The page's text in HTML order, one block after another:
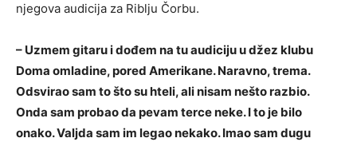
njegova audicija za Riblju Čorbu.
– Uzmem gitaru i dođem na tu audiciju u džez klubu
Doma omladine, pored Amerikane. Naravno, trema.
Odsvirao sam to što su hteli, ali nisam nešto razbio.
Onda sam probao da pevam terce neke. I to je bilo
onako. Valjda sam im legao nekako. Imao sam dugu